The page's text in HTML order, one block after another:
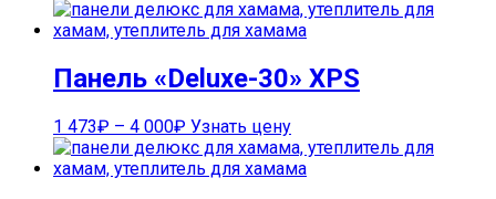
Панель «Deluxe-30» XPS
1 473₽ – 4 000₽ Узнать цену